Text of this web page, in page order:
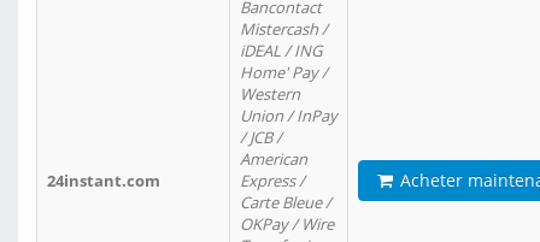
24instant.com
Bancontact
Mistercash /
iDEAL / ING
Home' Pay /
Western
Union / InPay
/ JCB /
American
Express /
Carte Bleue /
OKPay / Wire
Acheter